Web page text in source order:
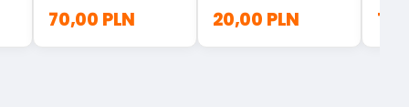
HICAP57414LM3008
70,00 PLN 20,00 PLN